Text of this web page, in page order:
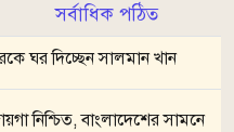
সর্বাধিক পঠিত
ঘর দিচ্ছেন সালমান খান
নিশ্চিত, বাংলাদেশের সামনে